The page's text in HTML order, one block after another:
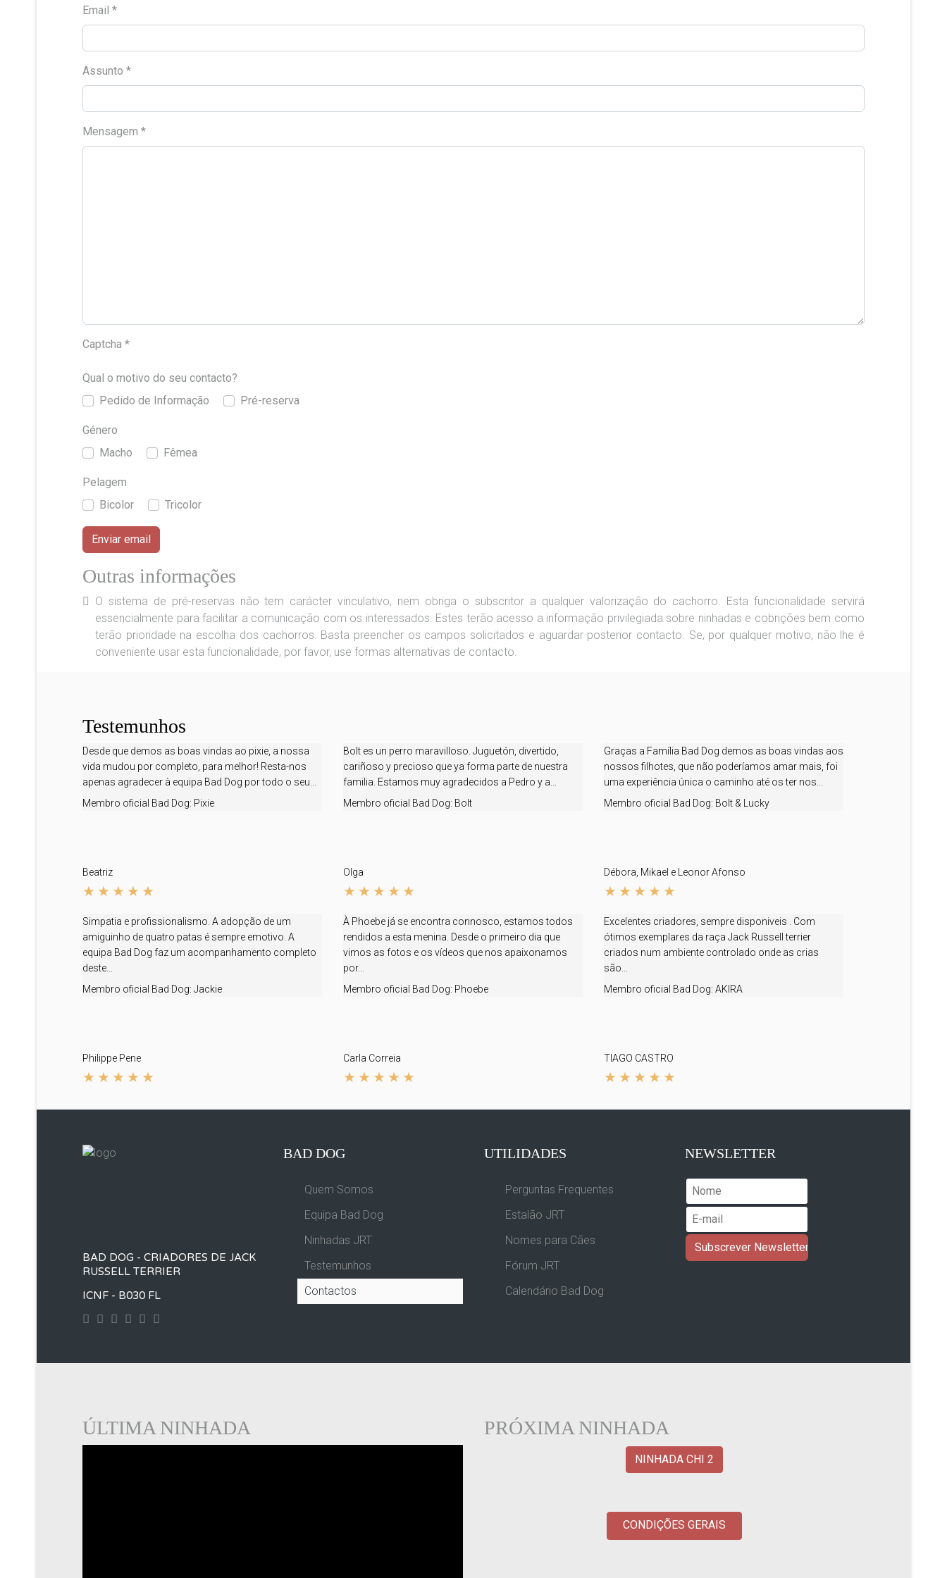
Email *
Assunto *
Mensagem *
Captcha *
Qual o motivo do seu contacto?
Pedido de Informação
Pré-reserva
Género
Macho
Fêmea
Pelagem
Bicolor
Tricolor
Enviar email
Outras informações
Outras informações
O sistema de pré-reservas não tem carácter vinculativo, nem obriga o subscritor a qualquer valorização do cachorro. Esta funcionalidade servirá
essencialmente para facilitar a comunicação com os interessados. Estes terão acesso a informação privilegiada sobre ninhadas e cobrições bem como
terão prioridade na escolha dos cachorros. Basta preencher os campos solicitados e aguardar posterior contacto. Se, por qualquer motivo, não lhe é
conveniente usar esta funcionalidade, por favor, use formas alternativas de contacto.
Testemunhos
Desde que demos as boas vindas ao pixie, a nossa
vida mudou por completo, para melhor! Resta-nos
apenas agradecer à equipa Bad Dog por todo o seu...
Membro oficial Bad Dog: Pixie
Beatriz
Bolt es un perro maravilloso. Juguetón, divertido,
cariñoso y precioso que ya forma parte de nuestra
familia. Estamos muy agradecidos a Pedro y a...
Membro oficial Bad Dog: Bolt
Olga
Graças a Família Bad Dog demos as boas vindas aos
nossos filhotes, que não poderíamos amar mais, foi
uma experiência única o caminho até os ter nos...
Membro oficial Bad Dog: Bolt & Lucky
Débora, Mikael e Leonor Afonso
Simpatia e profissionalismo. A adopção de um
amiguinho de quatro patas é sempre emotivo. A
equipa Bad Dog faz um acompanhamento completo
deste...
Membro oficial Bad Dog: Jackie
Philippe Pene
À Phoebe já se encontra connosco, estamos todos
rendidos a esta menina. Desde o primeiro dia que
vimos as fotos e os vídeos que nos apaixonamos
por...
Membro oficial Bad Dog: Phoebe
Carla Correia
Excelentes criadores, sempre disponiveis . Com
ótimos exemplares da raça Jack Russell terrier
criados num ambiente controlado onde as crias
são...
Membro oficial Bad Dog: AKIRA
TIAGO CASTRO
BAD DOG - CRIADORES DE JACK
RUSSELL TERRIER
ICNF - B030 FL
Contact
Googleplus
Facebook
Instagram
Yourtube
Twitter
BAD DOG
Quem Somos
Equipa Bad Dog
Ninhadas JRT
Testemunhos
Contactos
UTILIDADES
Perguntas Frequentes
Estalão JRT
Nomes para Cães
Fórum JRT
Calendário Bad Dog
NEWSLETTER
ÚLTIMA NINHADA PRÓXIMA NINHADA
NINHADA CHI 2
CONDIÇÕES GERAIS